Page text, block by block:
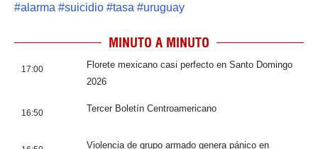
#alarma #suicidio #tasa #uruguay
MINUTO A MINUTO
17:00
Florete mexicano casi perfecto en Santo Domingo
2026
16:50 Tercer Boletín Centroamericano
Violencia de grupo armado genera pánico en